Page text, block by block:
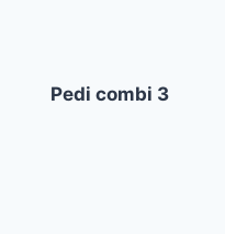
Pedi combi 3